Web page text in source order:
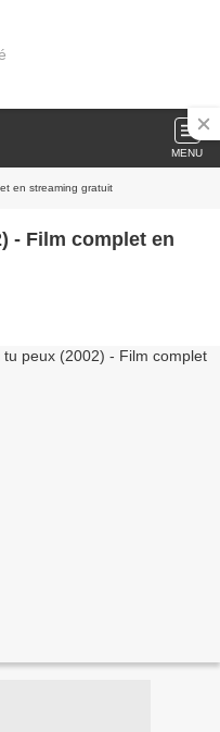
MENU
en streaming gratuit
- Film complet en